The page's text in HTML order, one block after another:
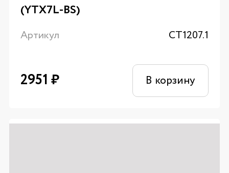
(YTX7L-BS)
Артикул CT1207.1
2951 ₽ В корзину